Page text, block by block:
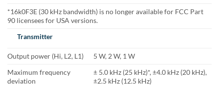
*16k0F3E (30 kHz bandwidth) is no longer available for FCC Part
90 licensees for USA versions.
Transmitter
Output power (Hi, L2, L1)
5 W, 2 W, 1 W
Maximum frequency
deviation
± 5.0 kHz (25 kHz)*, ±4.0 kHz (20 kHz),
±2.5 kHz (12.5 kHz)